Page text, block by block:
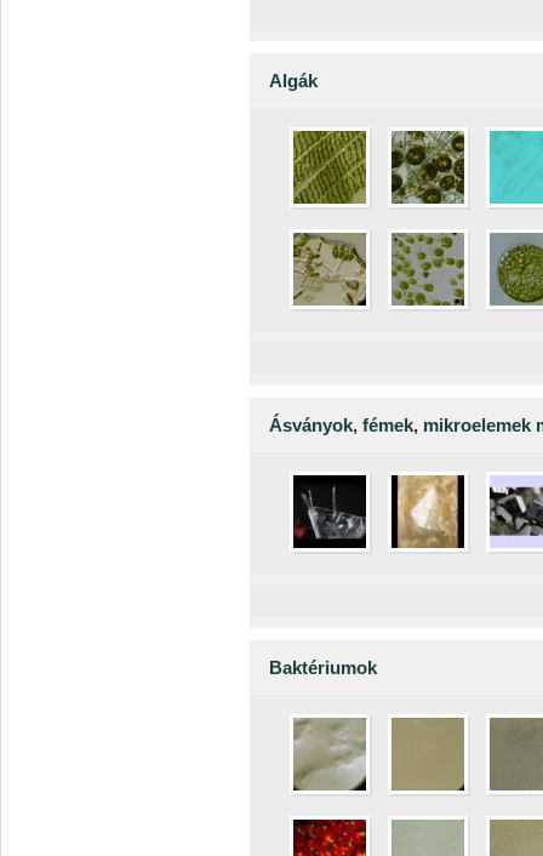
Algák
Ásványok, fémek, mikroelemek
Baktériumok